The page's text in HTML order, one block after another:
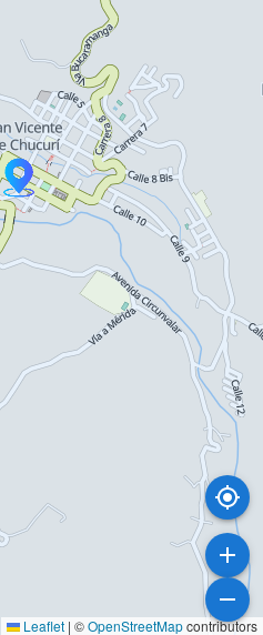
Leaflet | ©OpenStreetMapcontributors